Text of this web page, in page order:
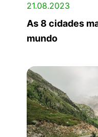
21.08.2023
As 8 cidades
mundo